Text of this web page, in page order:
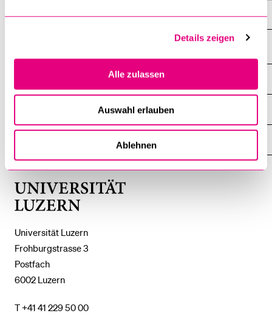
Details zeigen
Alle zulassen
Auswahl erlauben
Ablehnen
Archiv
Universität Luzern
Frohburgstrasse 3
Postfach
6002 Luzern
T +41 41 229 50 00
ZEIGE
DAS
ZENTRALE EINRICHTUNGEN
DAS
%1$S
%1$S
UNTERMENÜ